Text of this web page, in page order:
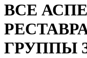
ВСЕ
ГРУППЫ